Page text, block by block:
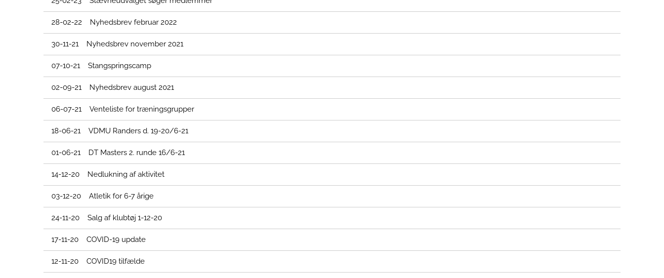
28-02-22 Nyhedsbrev februar 2022
30-11-21 Nyhedsbrev november 2021
07-10-21 Stangspringscamp
02-09-21 Nyhedsbrev august 2021
06-07-21 Venteliste for træningsgrupper
18-06-21 VDMU Randers d. 19-20/6-21
01-06-21 DT Masters 2. runde 16/6-21
14-12-20 Nedlukning af aktivitet
03-12-20 Atletik for 6-7 årige
24-11-20 Salg af klubtøj 1-12-20
17-11-20 COVID-19 update
12-11-20 COVID19 tilfælde